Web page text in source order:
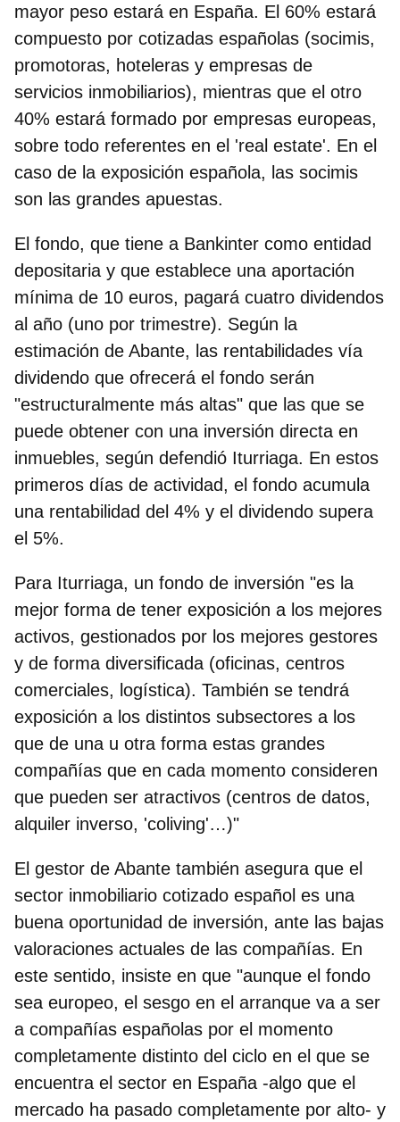
mayor peso estará en España. El 60% estará
compuesto por cotizadas españolas (socimis,
promotoras, hoteleras y empresas de
servicios inmobiliarios), mientras que el otro
40% estará formado por empresas europeas,
sobre todo referentes en el 'real estate'. En el
caso de la exposición española, las socimis
son las grandes apuestas.
El fondo, que tiene a Bankinter como entidad
depositaria y que establece una aportación
mínima de 10 euros, pagará cuatro dividendos
al año (uno por trimestre). Según la
estimación de Abante, las rentabilidades vía
dividendo que ofrecerá el fondo serán
"estructuralmente más altas" que las que se
puede obtener con una inversión directa en
inmuebles, según defendió Iturriaga. En estos
primeros días de actividad, el fondo acumula
una rentabilidad del 4% y el dividendo supera
el 5%.
Para Iturriaga, un fondo de inversión "es la
mejor forma de tener exposición a los mejores
activos, gestionados por los mejores gestores
y de forma diversificada (oficinas, centros
comerciales, logística). También se tendrá
exposición a los distintos subsectores a los
que de una u otra forma estas grandes
compañías que en cada momento consideren
que pueden ser atractivos (centros de datos,
alquiler inverso, 'coliving'…)"
El gestor de Abante también asegura que el
sector inmobiliario cotizado español es una
buena oportunidad de inversión, ante las bajas
valoraciones actuales de las compañías. En
este sentido, insiste en que "aunque el fondo
sea europeo, el sesgo en el arranque va a ser
a compañías españolas por el momento
completamente distinto del ciclo en el que se
encuentra el sector en España -algo que el
mercado ha pasado completamente por alto- y